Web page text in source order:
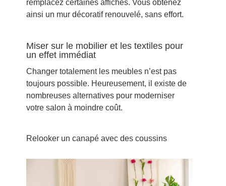
remplacez certaines affiches. Vous obtenez
ainsi un mur décoratif renouvelé, sans effort.
Miser sur le mobilier et les textiles pour
un effet immédiat
Changer totalement les meubles n’est pas
toujours possible. Heureusement, il existe de
nombreuses alternatives pour moderniser
votre salon à moindre coût.
Relooker un canapé avec des coussins